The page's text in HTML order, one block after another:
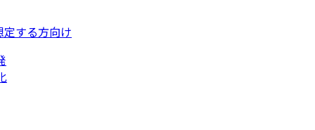
する方向け